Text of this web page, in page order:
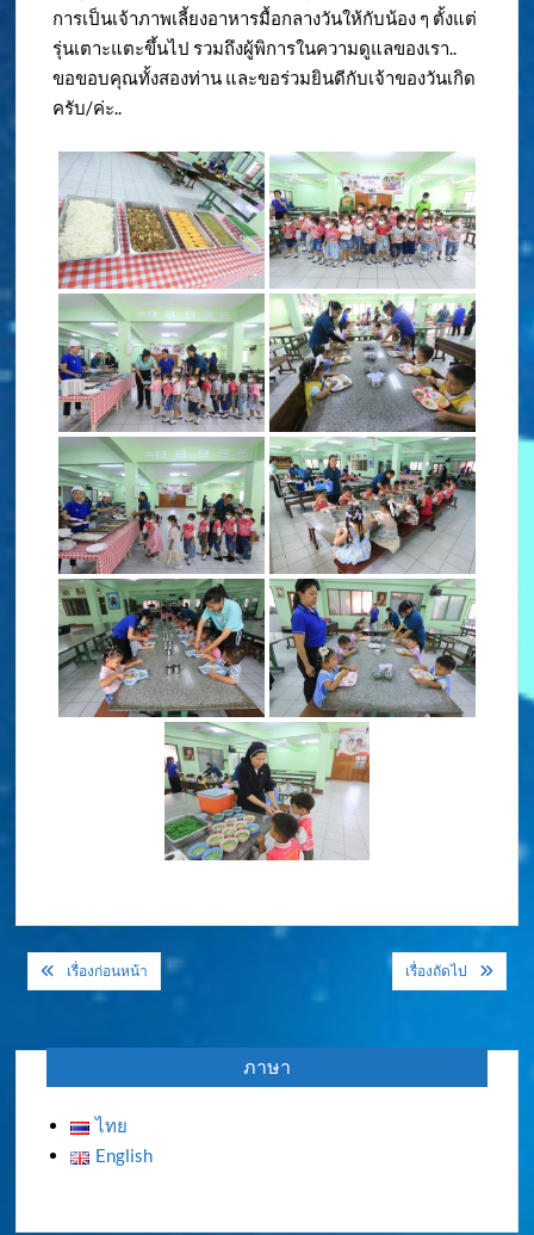
การเป็นเจ้าภาพเลี้ยงอาหารมื้อกลางวันให้กับน้อง ๆ ตั้งแต่
รุ่นเตาะแตะขึ้นไป รวมถึงผู้พิการในความดูแลของเรา..
ขอขอบคุณทั้งสองท่าน และขอร่วมยินดีกับเจ้าของวันเกิด
ครับ/ค่ะ..
แนะแนว
เรื่องก่อนหน้า เรื่องถัดไป
ภาษา
ไทย
English